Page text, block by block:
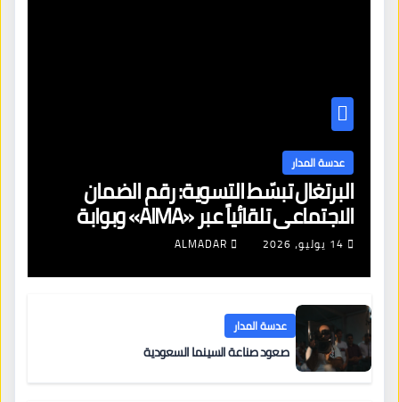
عدسة المدار
البرتغال تبسّط التسوية: رقم الضمان
الاجتماعي تلقائياً عبر «AIMA» وبوابة
جديدة لتجديد الإقامات
14 يوليو، 2026 ALMADAR
عدسة المدار
صعود صناعة السينما السعودية